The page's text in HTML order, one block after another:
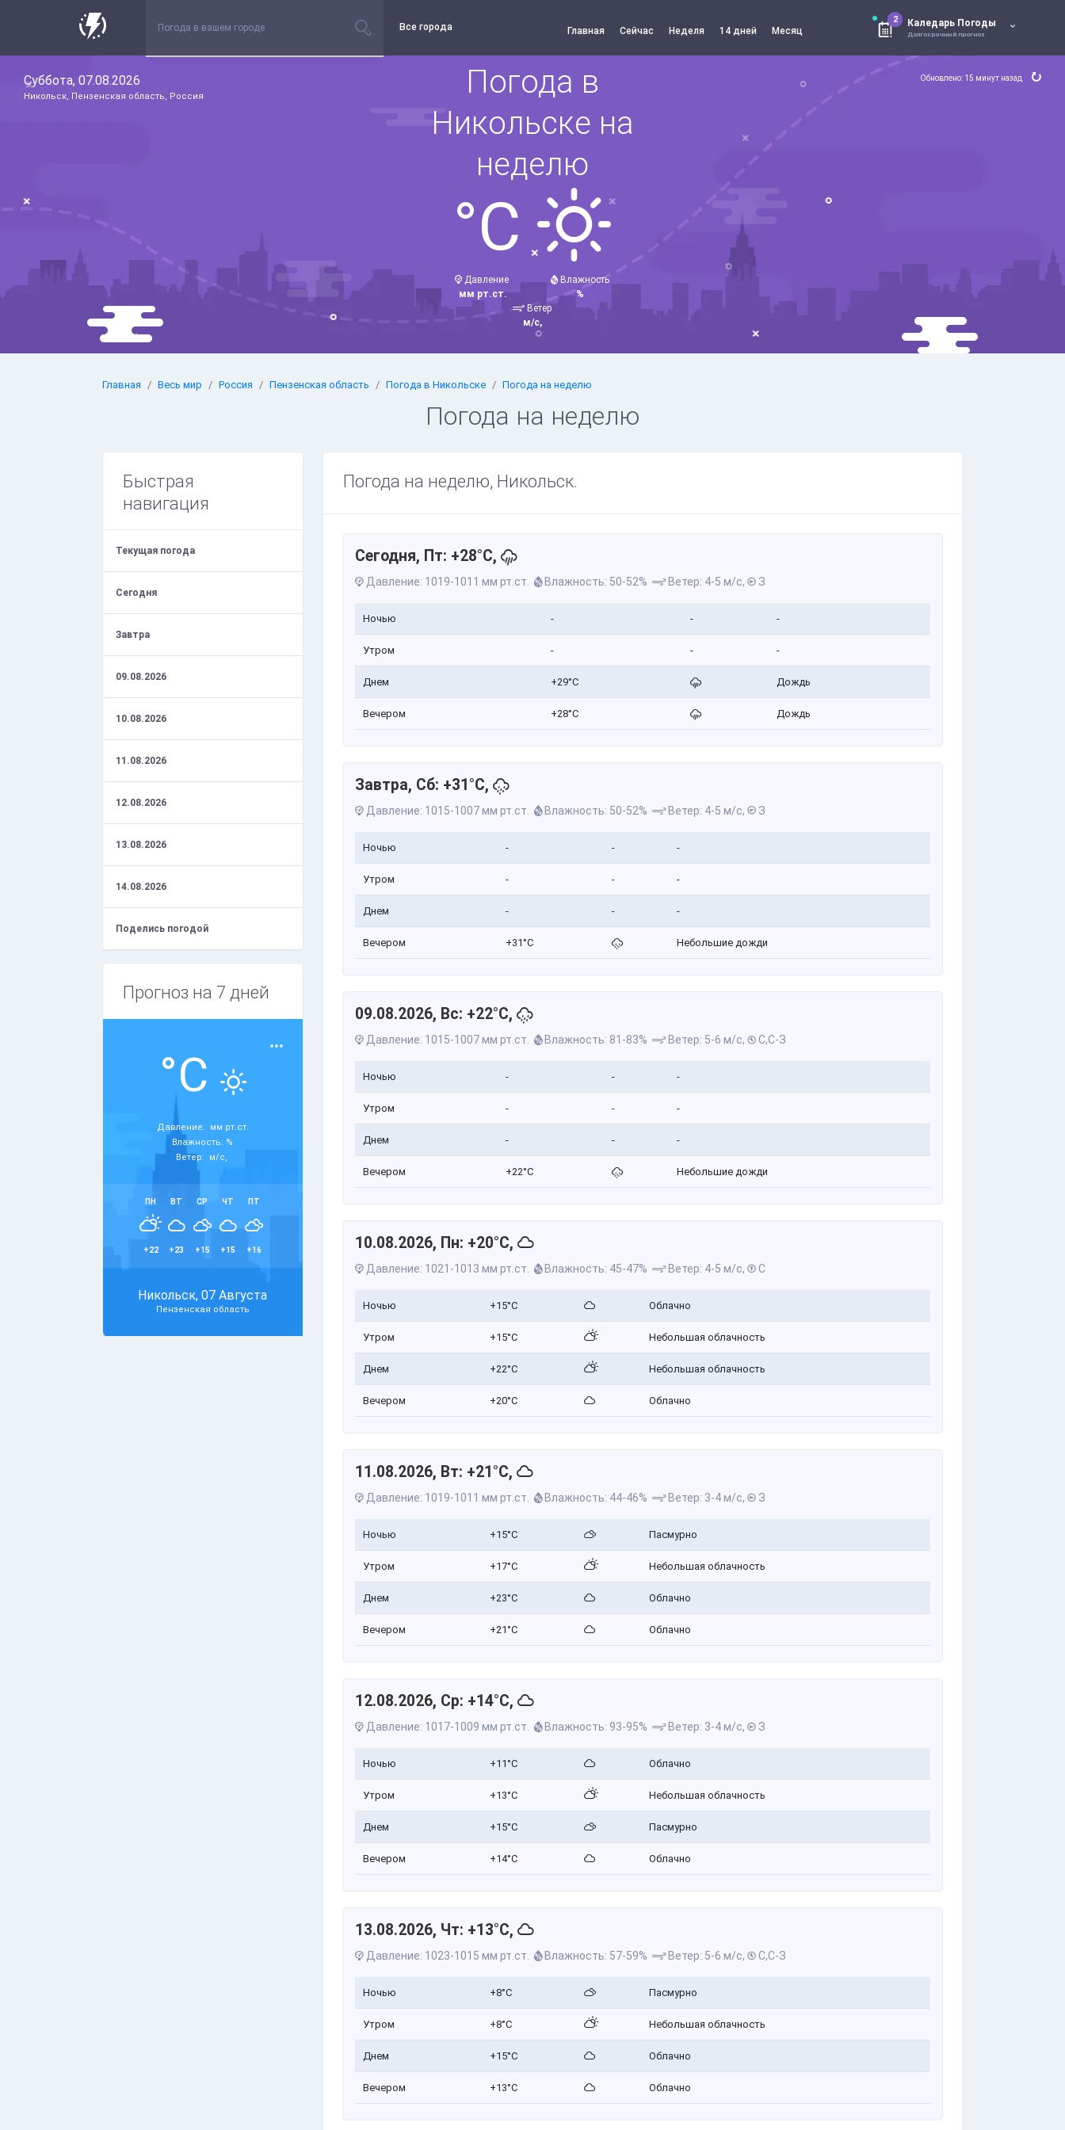
Все города Главная Сейчас Неделя 14 дней Месяц
2 Каледарь Погоды
Долгосрочный прогноз
Суббота, 07.08.2026
Никольск, Пензенская область, Россия
Обновлено: 15 минут назад
Погода в
Никольске на
неделю
°C
Давление
мм рт.ст.
Влажность
%
Ветер
м/с,
Главная Весь мир Россия Пензенская область Погода в Никольске Погода на неделю
Погода на неделю
Быстрая
навигация
Текущая погода
Сегодня
Завтра
09.08.2026
10.08.2026
11.08.2026
12.08.2026
13.08.2026
14.08.2026
Поделись погодой
Прогноз на 7 дней
°C
Давление: мм рт.ст.
Влажность: %
Ветер: м/с,
ПН
+22
ВТ
+23
СР
+15
ЧТ
+15
ПТ
+16
Никольск, 07 Августа
Пензенская область
Погода на неделю, Никольск.
Сегодня, Пт: +28°C,
Давление: 1019-1011 мм рт.ст. Влажность: 50-52% Ветер: 4-5 м/с, З
Ночью - - -
Утром - - -
Днем +29°C Дождь
Вечером +28°C Дождь
Завтра, Сб: +31°C,
Давление: 1015-1007 мм рт.ст. Влажность: 50-52% Ветер: 4-5 м/с, З
Ночью - - -
Утром - - -
Днем - - -
Вечером +31°C Небольшие дожди
09.08.2026, Вс: +22°C,
Давление: 1015-1007 мм рт.ст. Влажность: 81-83% Ветер: 5-6 м/с, С,С-З
Ночью - - -
Утром - - -
Днем - - -
Вечером +22°C Небольшие дожди
10.08.2026, Пн: +20°C,
Давление: 1021-1013 мм рт.ст. Влажность: 45-47% Ветер: 4-5 м/с, С
Ночью +15°C Облачно
Утром +15°C Небольшая облачность
Днем +22°C Небольшая облачность
Вечером +20°C Облачно
11.08.2026, Вт: +21°C,
Давление: 1019-1011 мм рт.ст. Влажность: 44-46% Ветер: 3-4 м/с, З
Ночью +15°C Пасмурно
Утром +17°C Небольшая облачность
Днем +23°C Облачно
Вечером +21°C Облачно
12.08.2026, Ср: +14°C,
Давление: 1017-1009 мм рт.ст. Влажность: 93-95% Ветер: 3-4 м/с, З
Ночью +11°C Облачно
Утром +13°C Небольшая облачность
Днем +15°C Пасмурно
Вечером +14°C Облачно
13.08.2026, Чт: +13°C,
Давление: 1023-1015 мм рт.ст. Влажность: 57-59% Ветер: 5-6 м/с, С,С-З
Ночью +8°C Пасмурно
Утром +8°C Небольшая облачность
Днем +15°C Облачно
Вечером +13°C Облачно